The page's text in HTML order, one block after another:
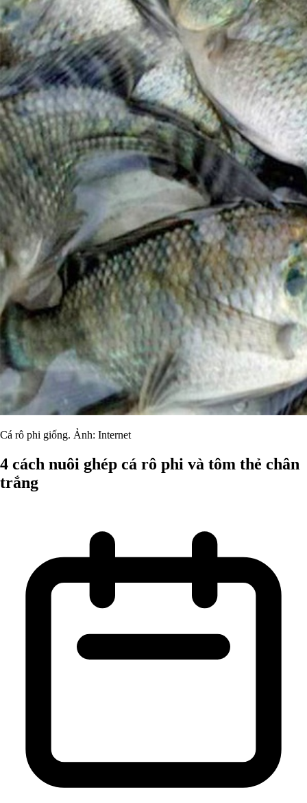
Cá rô phi giống. Ảnh: Internet
4 cách nuôi ghép cá rô phi và tôm thẻ chân
trắng